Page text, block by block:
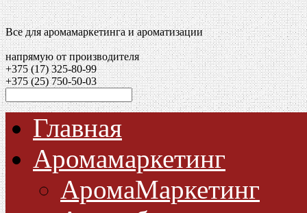
Все для аромамаркетинга и ароматизации
напрямую от производителя
+375 (17)325-80-99
+375 (25)750-50-03
Главная
Аромамаркетинг
АромаМаркетинг